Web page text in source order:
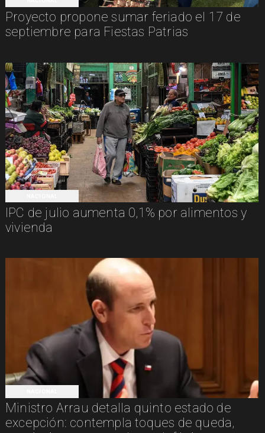
Proyecto propone sumar feriado el 17 de
septiembre para Fiestas Patrias
IPC de julio aumenta 0,1% por alimentos y
vivienda
Ministro Arrau detalla quinto estado de
excepción: contempla toques de queda,